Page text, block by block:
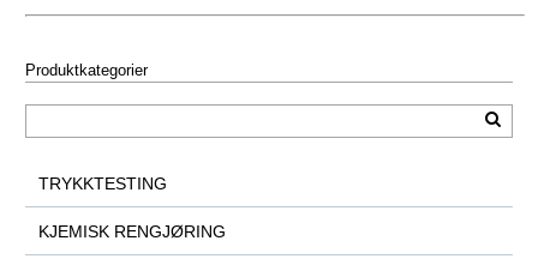
Produktkategorier
TRYKKTESTING
KJEMISK RENGJØRING